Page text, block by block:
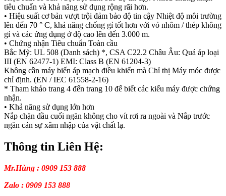
tiêu chuẩn và khả năng sử dụng rộng rãi hơn.
• Hiệu suất cơ bản vượt trội đảm bảo độ tin cậy Nhiệt độ môi trường
lên đến 70 ° C, khả năng chống gỉ tốt hơn với vỏ nhôm / thép không
gỉ và các ứng dụng ở độ cao lên đến 3.000 m.
• Chứng nhận Tiêu chuẩn Toàn cầu
Bắc Mỹ: UL 508 (Danh sách) *, CSA C22.2 Châu Âu: Quá áp loại
III (EN 62477-1) EMI: Class B (EN 61204-3)
Không cần máy biến áp mạch điều khiển mà Chỉ thị Máy móc được
chỉ định. (EN / IEC 61558-2-16)
* Tham khảo trang 4 đến trang 10 để biết các kiểu máy được chứng
nhận.
• Khả năng sử dụng lớn hơn
Nắp chặn đầu cuối ngăn không cho vít rơi ra ngoài và Nắp trước
ngăn cản sự xâm nhập của vật chất lạ.
Thông tin Liên Hệ:
Mr.Hùng : 0909 153 888
Zalo : 0909 153 888